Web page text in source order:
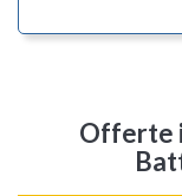
Offerte